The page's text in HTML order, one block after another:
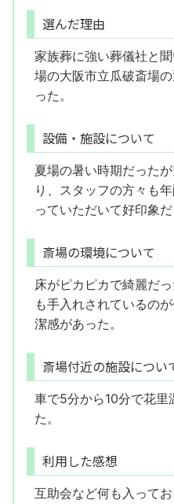
選んだ理由
家族葬に強い葬儀社と
場の大阪市立瓜破斎場
った。
設備・施設について
夏場の暑い時期だった
り、スタッフの方々も
っていただいて好印象だ
斎場の環境について
床がピカピカで綺麗だ
も手入れされているの
潔感があった。
斎場付近の施設につい
車で5分から10分で花里
た。
利用した感想
互助会など何も入って